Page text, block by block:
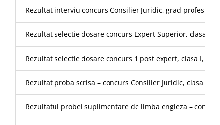
Rezultat interviu concurs Consilier Juridic, grad
Rezultat selectie dosare concurs Expert Superior, clasa
Rezultat selectie dosare concurs 1 post expert, clasa I,
Rezultat proba scrisa – concurs Consilier Juridic, clasa I,
Rezultatul probei suplimentare de limba engleza –